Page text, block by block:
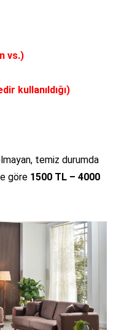
vs.)
kullanıldığı)
temiz durumda
göre 1500 TL – 4000